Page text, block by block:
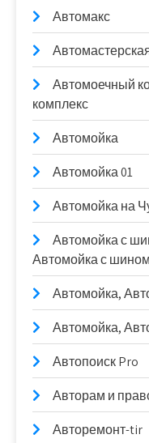
Автомакс
Автомоечный
комплекс
Автомойка
Автомойка 01
Автомойка на
Автомойка с
Автомойка с
Автомойка,
Автомойка,
Автопоиск Pro
Авторам и
Авторемонт-tir